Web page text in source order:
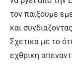
τον παιξουμε
και
Σχετικα με το
εχθρικη